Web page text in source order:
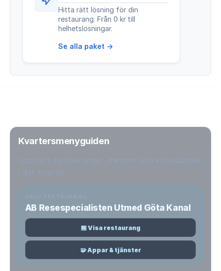
Hitta rätt lösning för din
restaurang. Från 0 kr till
helhetslösningar.
Se alla paket →
Kvartersmenyguiden
AB Resespecialisten Utmed Göta Kanal
🏪 Visa restaurang
🧩 Appar & tjänster